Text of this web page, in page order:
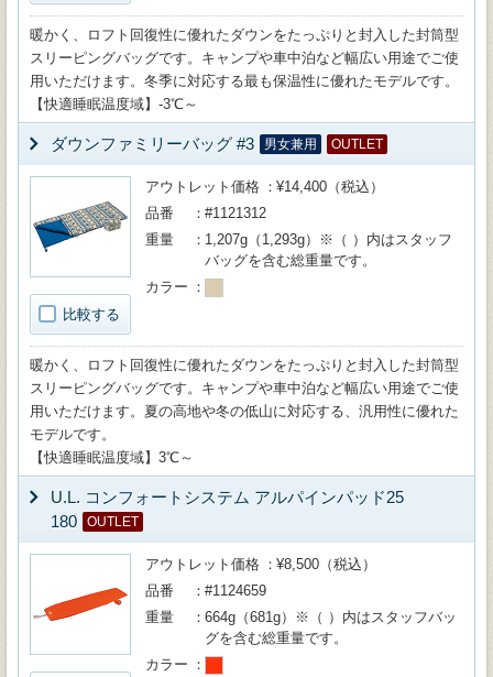
暖かく、ロフト回復性に優れたダウンをたっぷりと封入した封筒型
スリーピングバッグです。キャンプや車中泊など幅広い用途でご使
用いただけます。冬季に対応する最も保温性に優れたモデルです。
【快適睡眠温度域】-3℃～
ダウンファミリーバッグ #3 男女兼用 OUTLET
比較する
アウトレット価格
¥14,400（税込）
品番
#1121312
重量
1,207g（1,293g）※（ ）内はスタッフ
バッグを含む総重量です。
カラー
暖かく、ロフト回復性に優れたダウンをたっぷりと封入した封筒型
スリーピングバッグです。キャンプや車中泊など幅広い用途でご使
用いただけます。夏の高地や冬の低山に対応する、汎用性に優れた
モデルです。
【快適睡眠温度域】3℃～
U.L. コンフォートシステム アルパインパッド25
180
OUTLET
アウトレット価格
¥8,500（税込）
品番
#1124659
重量
664g（681g）※（ ）内はスタッフバッ
グを含む総重量です。
カラー